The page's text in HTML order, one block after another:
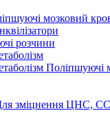
мозковий
розчини
Поліпшуючі
зміцнення ЦНС,